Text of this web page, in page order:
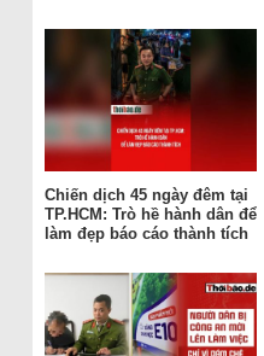
Chiến dịch 45 ngày đêm tại
TP.HCM: Trò hề hành dân để
làm đẹp báo cáo thành tích